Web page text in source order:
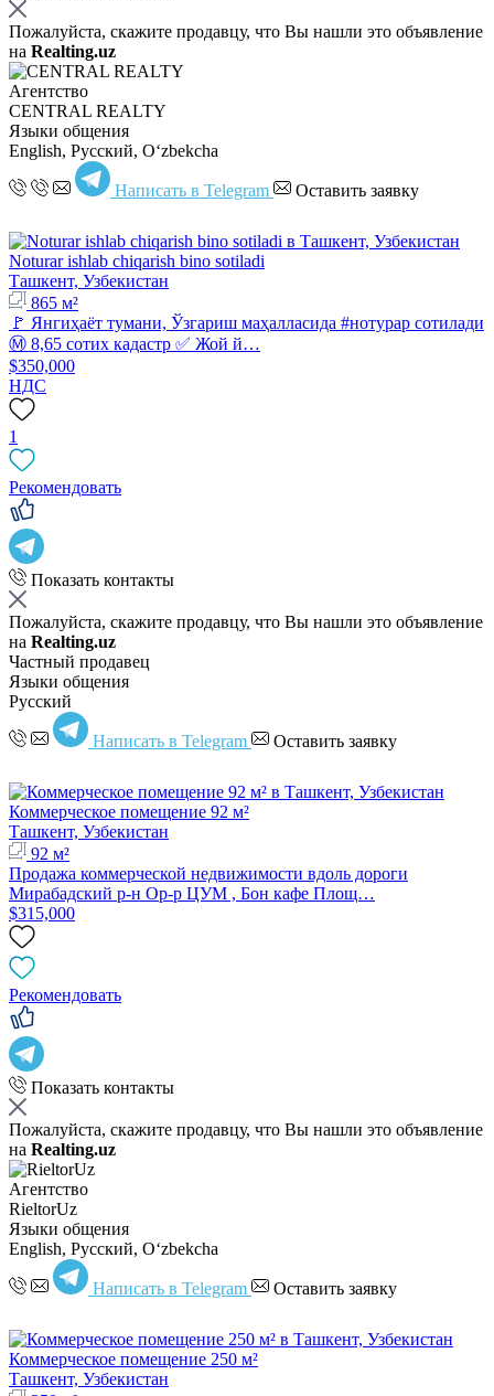
Пожалуйста, скажите продавцу, что Вы нашли это объявление
на Realting.uz
Агентство
CENTRAL REALTY
Языки общения
English, Русский, Oʻzbekcha
Написать в Telegram Оставить заявку
Noturar ishlab chiqarish bino sotiladi
Ташкент, Узбекистан
865 м²
🚩 Янгиҳаёт тумани, Ўзгариш маҳалласида #нотурар сотилади
Ⓜ️ 8,65 сотих кадастр ✅ Жой й…
$350,000
НДС
1
Рекомендовать
Показать контакты
Пожалуйста, скажите продавцу, что Вы нашли это объявление
на Realting.uz
Частный продавец
Языки общения
Русский
Написать в Telegram Оставить заявку
Коммерческое помещение 92 м²
Ташкент, Узбекистан
92 м²
Продажа коммерческой недвижимости вдоль дороги
Мирабадский р-н Ор-р ЦУМ , Бон кафе Площ…
$315,000
Рекомендовать
Показать контакты
Пожалуйста, скажите продавцу, что Вы нашли это объявление
на Realting.uz
Агентство
RieltorUz
Языки общения
English, Русский, Oʻzbekcha
Написать в Telegram Оставить заявку
Коммерческое помещение 250 м²
Ташкент, Узбекистан